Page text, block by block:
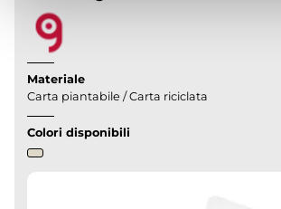
Materiale
Carta piantabile / Carta riciclata
Colori disponibili